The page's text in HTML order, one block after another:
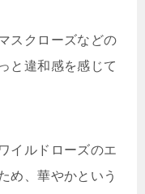
スクローズなどの
と違和感を感じて
イルドローズのエ
め、華やかという